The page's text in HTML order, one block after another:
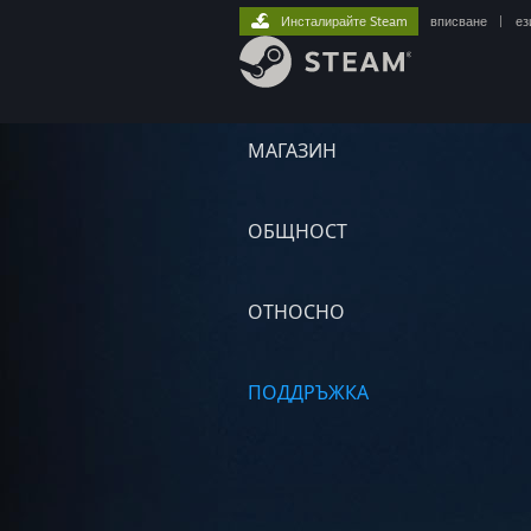
МАГАЗИН
ОБЩНОСТ
ОТНОСНО
ПОДДРЪЖКА
Инсталирайте Steam вписване